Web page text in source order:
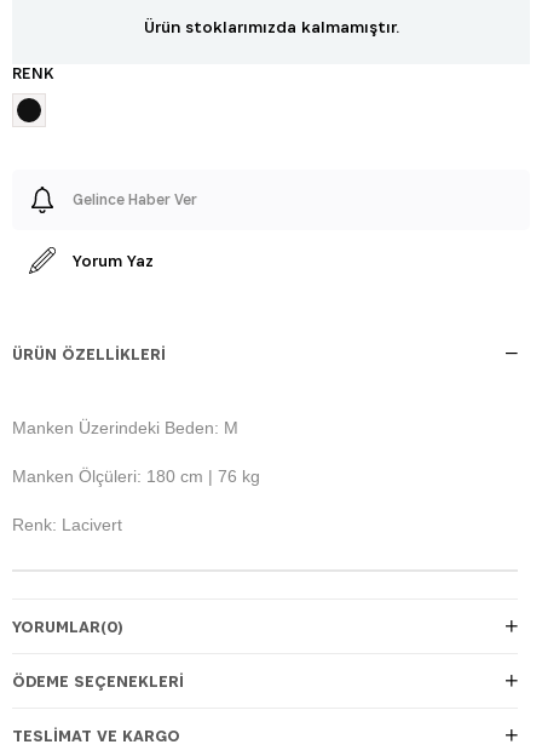
Ürün stoklarımızda kalmamıştır.
RENK
Gelince Haber Ver
Yorum Yaz
ÜRÜN ÖZELLIKLERI
Manken Üzerindeki Beden: M
Manken Ölçüleri: 180 cm | 76 kg
Renk: Lacivert
YORUMLAR(0)
ÖDEME SEÇENEKLERI
TESLIMAT VE KARGO